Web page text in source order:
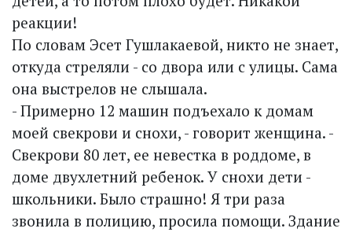
реакции!
По словам Эсет Гушлакаевой, никто не знает,
откуда стреляли - со двора или с улицы. Сама
она выстрелов не слышала.
- Примерно 12 машин подъехало к домам
моей свекрови и снохи, - говорит женщина. -
Свекрови 80 лет, ее невестка в роддоме, в
доме двухлетний ребенок. У снохи дети -
школьники. Было страшно! Я три раза
звонила в полицию, просила помощи. Здание